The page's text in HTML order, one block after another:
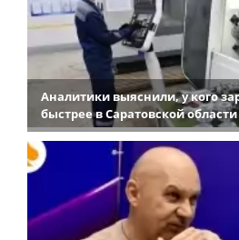
Аналитики выяснили, у кого
быстрее в Саратовской области